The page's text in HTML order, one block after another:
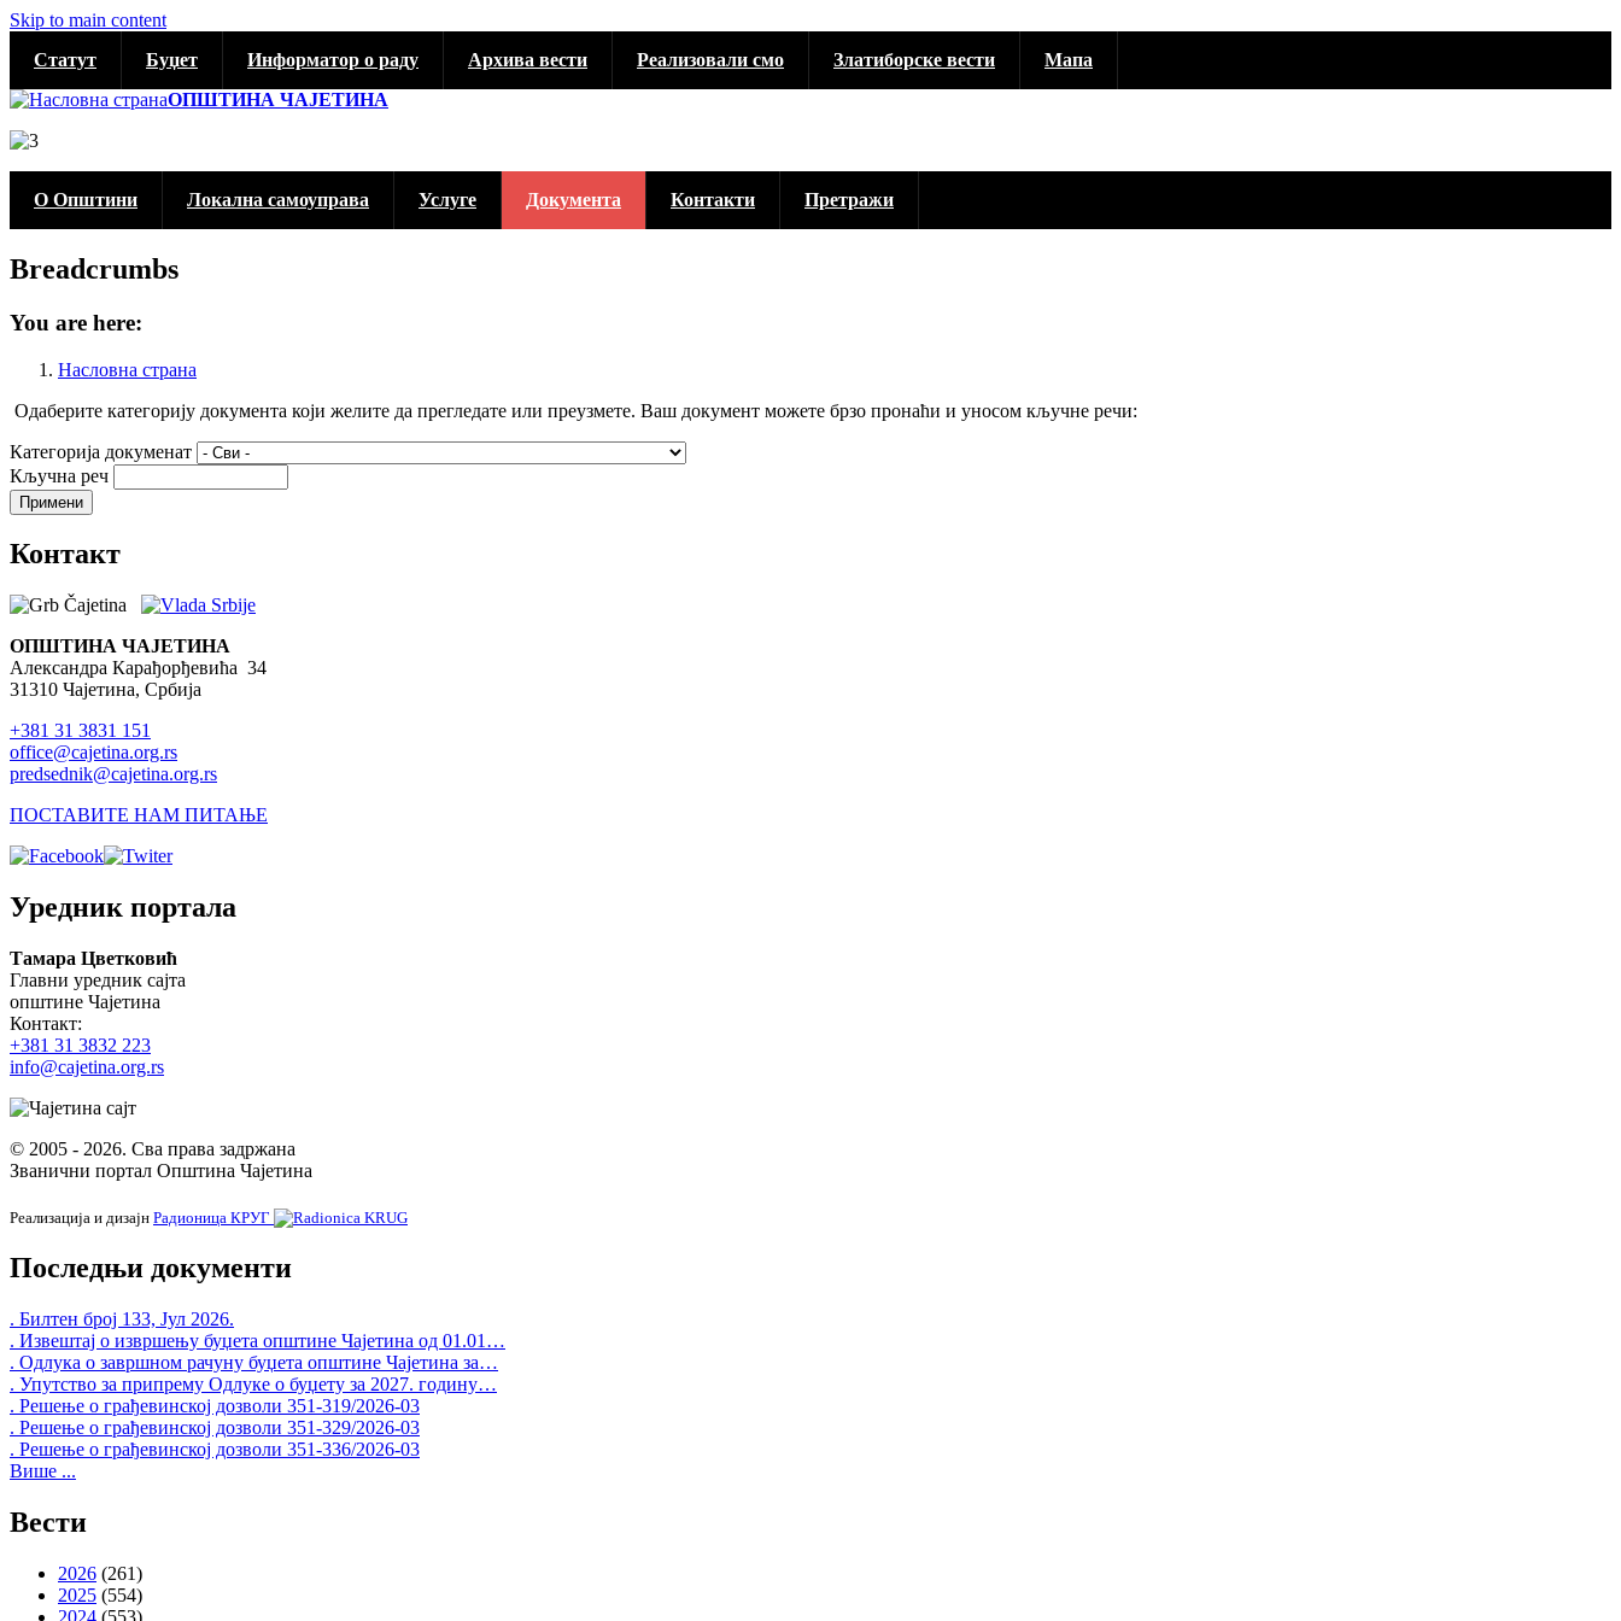
Skip to main content
Статут
Буџет Информатор о раду Архива вести Реализовали смо Златиборске вести
Мапа
ОПШТИНА ЧАЈЕТИНА
О Општини Локална самоуправа Услуге Документа Контакти Претражи
Breadcrumbs
You are here:
Насловна страна
Одаберите категорију документа који желите да прегледате или преузмете. Ваш документ можете брзо пронаћи и уносом кључне речи:
Категорија докуменат
Кључна реч
Контакт
ОПШТИНА ЧАЈЕТИНА
Александра Карађорђевића 34
31310 Чајетина, Србија
+381 31 3831 151
office@cajetina.org.rs
predsednik@cajetina.org.rs
ПОСТАВИТЕ НАМ ПИТАЊЕ
Уредник портала
Тамара Цветковић
Главни уредник сајта
општине Чајетина
Контакт:
+381 31 3832 223
info@cajetina.org.rs
© 2005 - 2026. Сва права задржана
Званични портал Општина Чајетина
Реализација и дизајн Радионица КРУГ
Последњи документи
. Билтен број 133, Јул 2026.
. Извештај о извршењу буџета општине Чајетина од 01.01…
. Одлука о завршном рачуну буџета општине Чајетина за…
. Упутство за припрему Одлуке о буџету за 2027. годину…
. Решење о грађевинској дозволи 351-319/2026-03
. Решење о грађевинској дозволи 351-329/2026-03
. Решење о грађевинској дозволи 351-336/2026-03
Више ...
Вести
2026 (261)
2025 (554)
2024 (553)